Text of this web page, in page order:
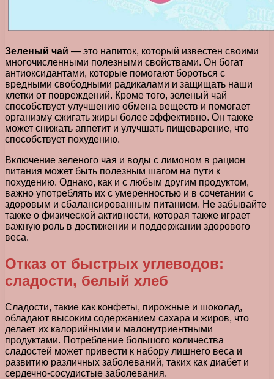
Зеленый чай — это напиток, который известен своими
многочисленными полезными свойствами. Он богат
антиоксидантами, которые помогают бороться с
вредными свободными радикалами и защищать наши
клетки от повреждений. Кроме того, зеленый чай
способствует улучшению обмена веществ и помогает
организму сжигать жиры более эффективно. Он также
может снижать аппетит и улучшать пищеварение, что
способствует похудению.
Включение зеленого чая и воды с лимоном в рацион
питания может быть полезным шагом на пути к
похудению. Однако, как и с любым другим продуктом,
важно употреблять их с умеренностью и в сочетании с
здоровым и сбалансированным питанием. Не забывайте
также о физической активности, которая также играет
важную роль в достижении и поддержании здорового
веса.
Отказ от быстрых углеводов:
сладости, белый хлеб
Сладости, такие как конфеты, пирожные и шоколад,
обладают высоким содержанием сахара и жиров, что
делает их калорийными и малонутриентными
продуктами. Потребление большого количества
сладостей может привести к набору лишнего веса и
развитию различных заболеваний, таких как диабет и
сердечно-сосудистые заболевания.